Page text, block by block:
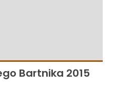
Bartnika 2015